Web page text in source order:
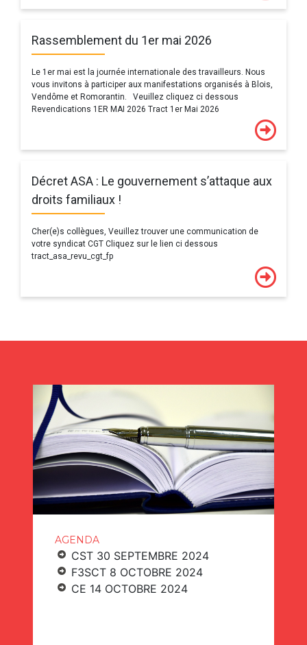
Rassemblement du 1er mai 2026
Le 1er mai est la journée internationale des travailleurs. Nous
vous invitons à participer aux manifestations organisés à Blois,
Vendôme et Romorantin. Veuillez cliquez ci dessous
Revendications 1ER MAI 2026 Tract 1er Mai 2026
Décret ASA : Le gouvernement s’attaque aux
droits familiaux !
Cher(e)s collègues, Veuillez trouver une communication de
votre syndicat CGT Cliquez sur le lien ci dessous
tract_asa_revu_cgt_fp
AGENDA
CST 30 SEPTEMBRE 2024
F3SCT 8 OCTOBRE 2024
CE 14 OCTOBRE 2024